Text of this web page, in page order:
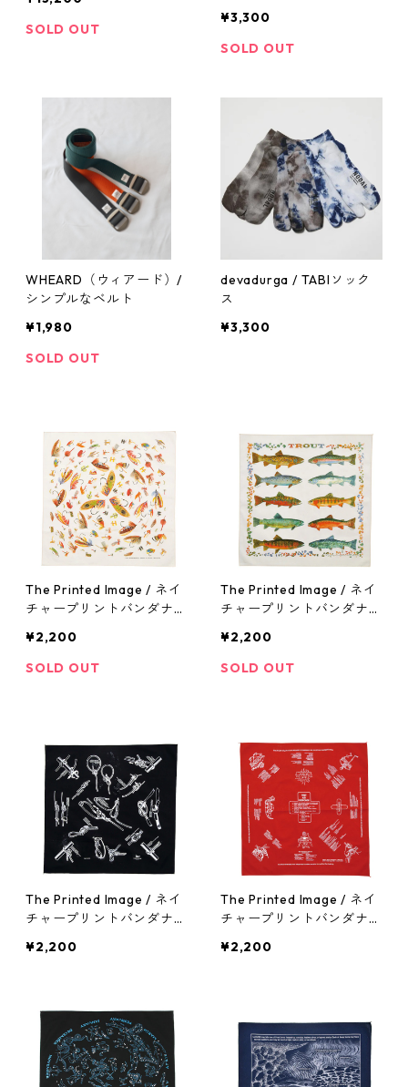
SOLD OUT
¥3,300
SOLD OUT
WHEARD（ウィアード）/
シンプルなベルト
¥1,980
SOLD OUT
devadurga / TABIソック
ス
¥3,300
The Printed Image / ネイ
チャープリントバンダナ
¥2,200
SOLD OUT
The Printed Image / ネイ
チャープリントバンダナ
¥2,200
SOLD OUT
The Printed Image / ネイ
チャープリントバンダナ
¥2,200
The Printed Image / ネイ
チャープリントバンダナ
¥2,200